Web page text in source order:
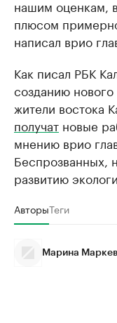
нашим оценкам,
плюсом
написал врио
Как писал РБК
созданию
жители востока
получат новые
мнению врио
Беспрозванных,
развитию
АвторыТеги
Марина